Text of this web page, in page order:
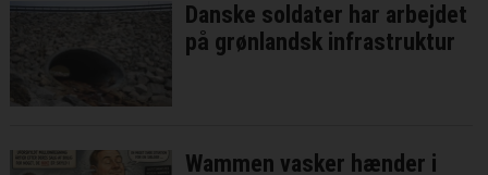
Danske soldater har arbejdet
på grønlandsk infrastruktur
Wammen vasker hænder i